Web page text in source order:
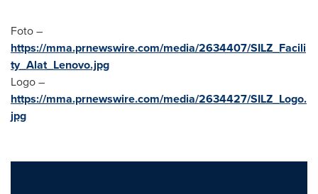
Foto –
https://mma.prnewswire.com/media/2634407/SILZ_Facili
ty_Alat_Lenovo.jpg
Logo –
https://mma.prnewswire.com/media/2634427/SILZ_Logo.
jpg